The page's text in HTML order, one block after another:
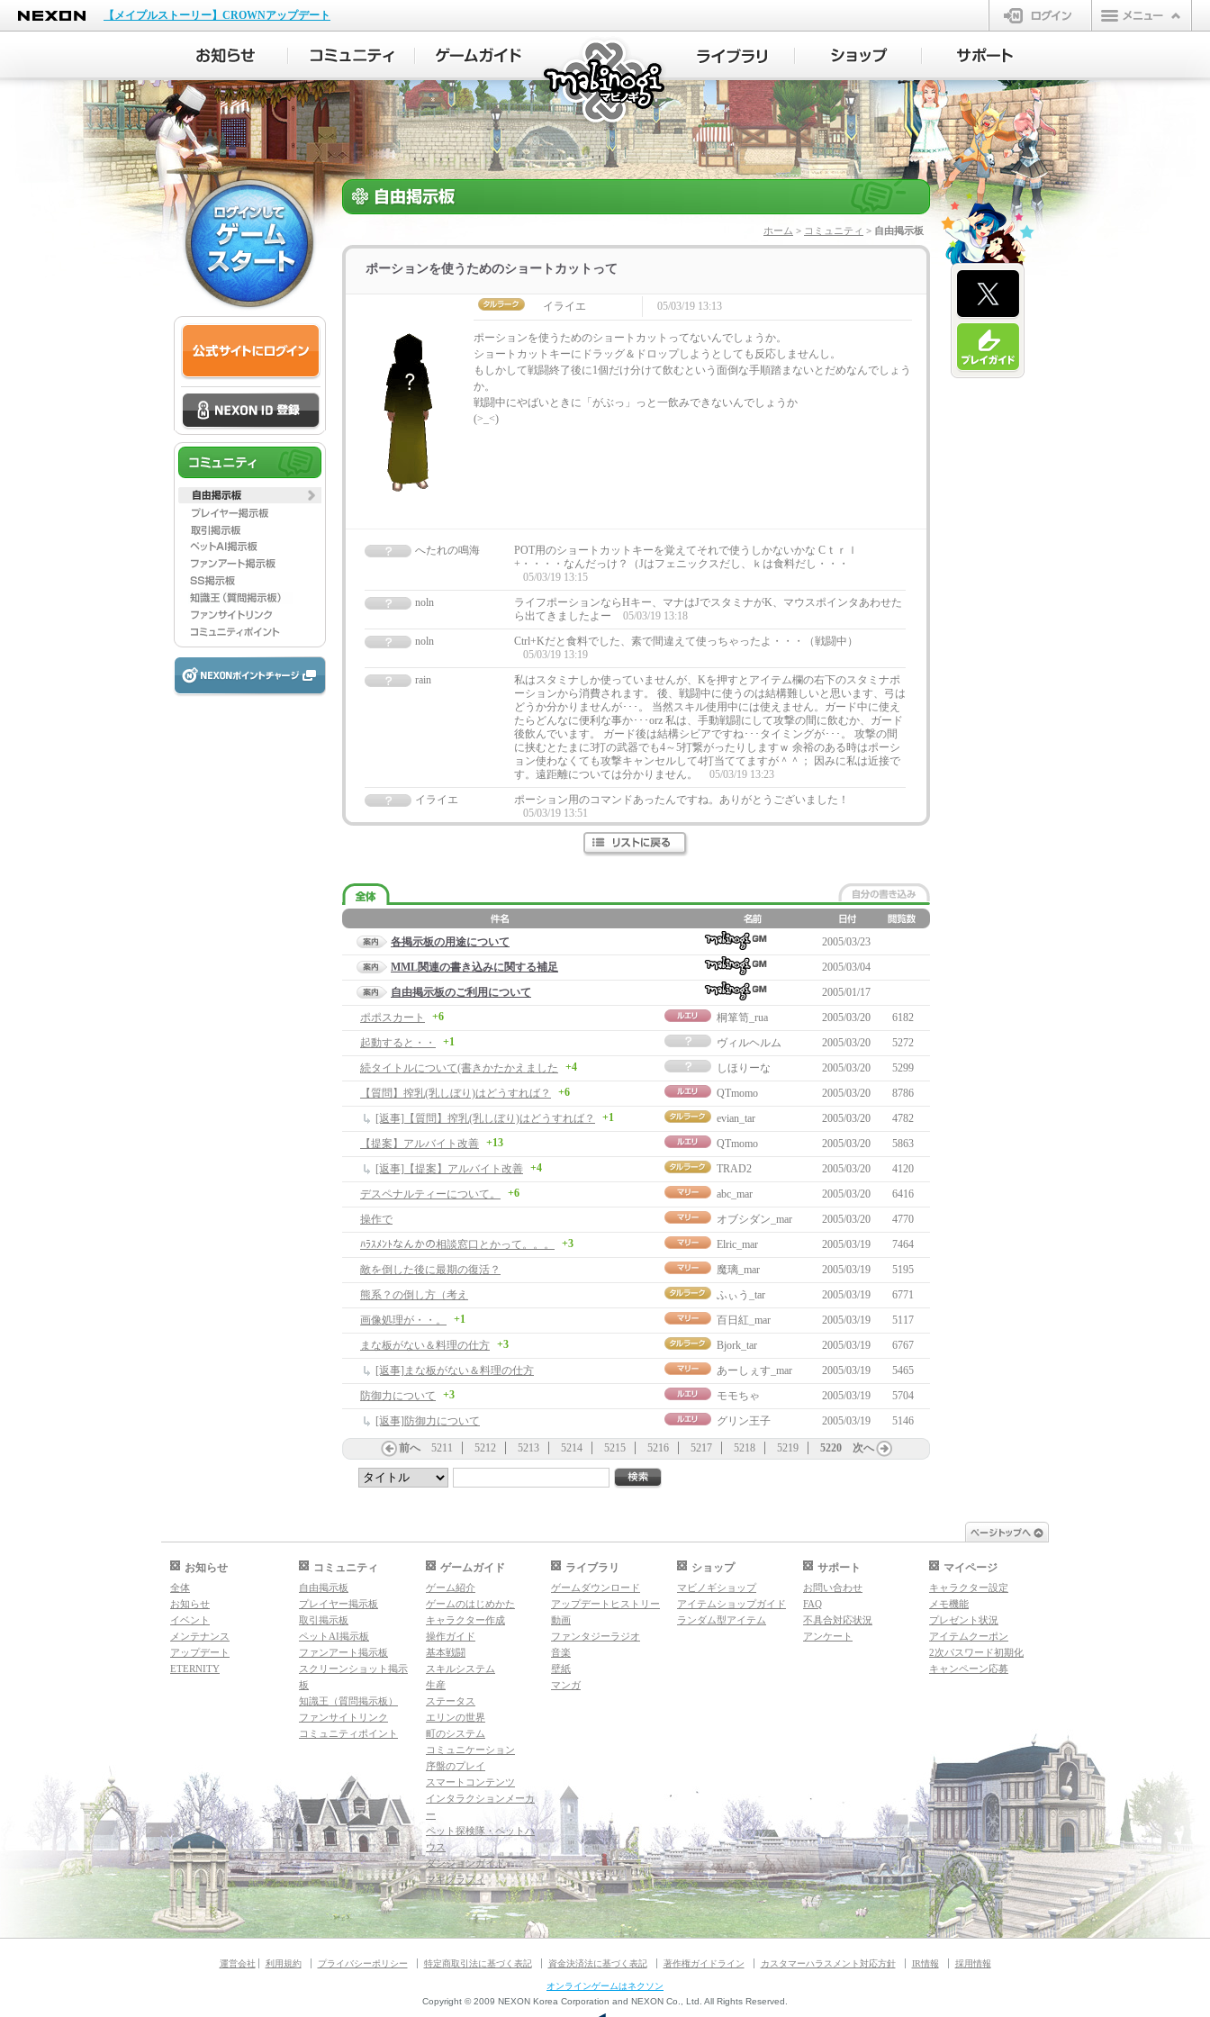
NEXON
【メイプルストーリー】CROWNアップデート
ログイン
マビノギ
ホーム > コミュニティ > 自由掲示板
ポーションを使うためのショートカットって
イライエ 05/03/19 13:13
ポーションを使うためのショートカットってないんでしょうか。
ショートカットキーにドラッグ＆ドロップしようとしても反応しませんし。
もしかして戦闘終了後に1個だけ分けて飲むという面倒な手順踏まないとだめなんでしょう
か。
戦闘中にやばいときに「がぶっ」っと一飲みできないんでしょうか
(>_<)
へたれの鳴海
POT用のショートカットキーを覚えてそれで使うしかないかな Cｔｒｌ
+・・・・なんだっけ？（Jはフェニックスだし、ｋは食料だし・・・
05/03/19 13:15
noln
ライフポーションならHキー、マナはJでスタミナがK、マウスポインタあわせた
ら出てきましたよー
05/03/19 13:18
noln
Ctrl+Kだと食料でした、素で間違えて使っちゃったよ・・・（戦闘中）
05/03/19 13:19
rain
私はスタミナしか使っていませんが、Kを押すとアイテム欄の右下のスタミナポ
ーションから消費されます。 後、戦闘中に使うのは結構難しいと思います、弓は
どうか分かりませんが･･･。 当然スキル使用中には使えません。ガード中に使え
たらどんなに便利な事か･･･orz 私は、手動戦闘にして攻撃の間に飲むか、ガード
後飲んでいます。 ガード後は結構シビアですね･･･タイミングが･･･。 攻撃の間
に挟むとたまに3打の武器でも4～5打繋がったりしますｗ 余裕のある時はポーシ
ョン使わなくても攻撃キャンセルして4打当ててますが＾＾； 因みに私は近接で
す。遠距離については分かりません。
05/03/19 13:23
イライエ
ポーション用のコマンドあったんですね。ありがとうございました！
05/03/19 13:51
各掲示板の用途について
2005/03/23
MML関連の書き込みに関する補足
2005/03/04
自由掲示板のご利用について
2005/01/17
ポポスカート
+6 桐箪笥_rua 2005/03/20
6182
起動すると・・
+1 ヴィルヘルム 2005/03/20
5272
続タイトルについて(書きかたかえました
+4 しほりーな 2005/03/20
5299
【質問】搾乳(乳しぼり)はどうすれば？
+6 QTmomo 2005/03/20
8786
[返事]【質問】搾乳(乳しぼり)はどうすれば？
+1 evian_tar 2005/03/20
4782
【提案】アルバイト改善 +13 QTmomo 2005/03/20
5863
[返事]【提案】アルバイト改善 +4 TRAD2 2005/03/20
4120
デスペナルティーについて。
+6 abc_mar 2005/03/20
6416
操作で
オブシダン_mar 2005/03/20
4770
ﾊﾗｽﾒﾝﾄなんかの相談窓口とかって。。。
+3 Elric_mar 2005/03/19
7464
敵を倒した後に最期の復活？
魔璃_mar 2005/03/19
5195
熊系？の倒し方（考え
ふぃう_tar 2005/03/19
6771
画像処理が・・。
+1 百日紅_mar 2005/03/19
5117
まな板がない＆料理の仕方 +3 Bjork_tar 2005/03/19
6767
[返事]まな板がない＆料理の仕方
あーしぇす_mar 2005/03/19
5465
防御力について
+3 モモちゃ 2005/03/19
5704
[返事]防御力について
グリン王子 2005/03/19 5146
前へ 5211 5212 5213 5214 5215 5216 5217 5218 5219 5220 次へ
お知らせ
全体
お知らせ
イベント
メンテナンス
アップデート
ETERNITY
コミュニティ
自由掲示板
プレイヤー掲示板
取引掲示板
ペットAI掲示板
ファンアート掲示板
スクリーンショット掲示
板
知識王（質問掲示板）
ファンサイトリンク
コミュニティポイント
ゲームガイド
ゲーム紹介
ゲームのはじめかた
キャラクター作成
操作ガイド
基本戦闘
スキルシステム
生産
ステータス
エリンの世界
町のシステム
コミュニケーション
序盤のプレイ
スマートコンテンツ
インタラクションメーカ
ー
ペット探検隊・ペットハ
ウス
ダンジョンガイド
マギグラフィ
ライブラリ
ゲームダウンロード
アップデートヒストリー
動画
ファンタジーラジオ
音楽
壁紙
マンガ
ショップ
マビノギショップ
アイテムショップガイド
ランダム型アイテム
サポート
お問い合わせ
FAQ
不具合対応状況
アンケート
マイページ
キャラクター設定
メモ機能
プレゼント状況
アイテムクーポン
2次パスワード初期化
キャンペーン応募
運営会社 利用規約 プライバシーポリシー 特定商取引法に基づく表記 資金決済法に基づく表記 著作権ガイドライン カスタマーハラスメント対応方針 IR情報 採用情報
オンラインゲームはネクソン
Copyright © 2009 NEXON Korea Corporation and NEXON Co., Ltd. All Rights Reserved.